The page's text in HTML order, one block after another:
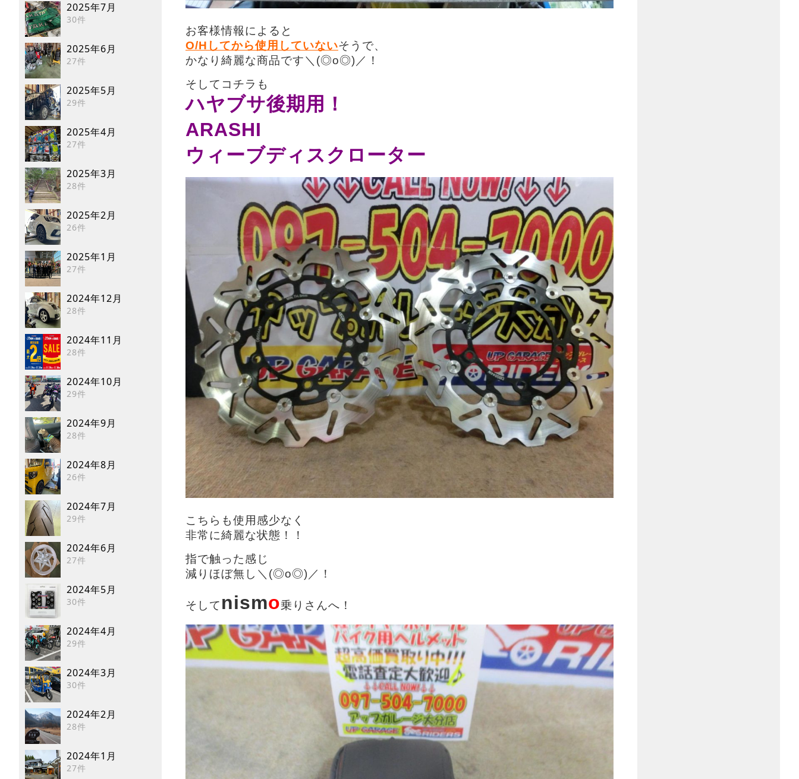
2025年7月
30件
2025年6月
27件
2025年5月
29件
2025年4月
27件
2025年3月
28件
2025年2月
26件
2025年1月
27件
2024年12月
28件
2024年11月
28件
2024年10月
29件
2024年9月
28件
2024年8月
26件
2024年7月
29件
2024年6月
27件
2024年5月
30件
2024年4月
29件
2024年3月
30件
2024年2月
28件
2024年1月
27件
お客様情報によると
O/Hしてから使用していないそうで、
かなり綺麗な商品です＼(◎o◎)／！
そしてコチラも
ハヤブサ後期用！
ARASHI
ウィーブディスクローター
こちらも使用感少なく
非常に綺麗な状態！！
指で触った感じ
減りほぼ無し＼(◎o◎)／！
そして nismo乗りさんへ！